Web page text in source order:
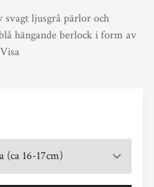
ljusgrå pärlor och
hängande berlock i form av